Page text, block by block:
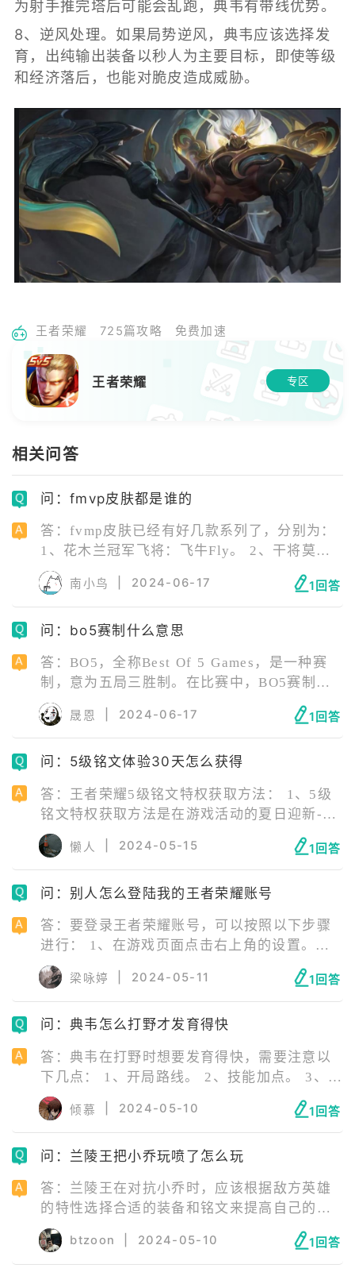
为射手推完塔后可能会乱跑，典韦有带线优势。
8、逆风处理。如果局势逆风，典韦应该选择发
育，出纯输出装备以秒人为主要目标，即使等级
和经济落后，也能对脆皮造成威胁。
王者荣耀 725篇攻略 免费加速
王者荣耀 专区
相关问答
问：fmvp皮肤都是谁的
答：fvmp皮肤已经有好几款系列了，分别为：
1、花木兰冠军飞将：飞牛Fly。 2、干将莫邪
久胜战神：久诚。 3、貂蝉猫影幻舞：猫神
Cat。 4、曜云鹰飞将：飞牛Fly。 5、镜的
fmvp皮肤：暖阳。
南小鸟 2024-06-17 1回答
问：bo5赛制什么意思
答：BO5，全称Best Of 5 Games，是一种赛
制，意为五局三胜制。在比赛中，BO5赛制意
味着比赛双方需要进行五局比赛，先赢得三局
的队伍将获得胜利。 赛制种类：除了BO5，还
有BO1、BO3等赛制。BO1意味着一局定胜
负，BO3则是三局决定胜负，获得两场胜利的
晟恩 2024-06-17 1回答
问：5级铭文体验30天怎么获得
答：王者荣耀5级铭文特权获取方法： 1、5级
铭文特权获取方法是在游戏活动的夏日迎新-五
级铭文限免活动中分享图片获得。 2、5级铭文
特权活动时间为8月1日-8月14日，分享可得30
天5级铭文特权。
懒人 2024-05-15 1回答
问：别人怎么登陆我的王者荣耀账号
答：要登录王者荣耀账号，可以按照以下步骤
进行： 1、在游戏页面点击右上角的设置。
2、点击右下角的“推出登录”。 3、选择“微信”
或“QQ登录”。 4、在登录界面选择“使用其他
账号登录”。 5、选择您要登陆的账号。 6、选
择后点击“授权登录”。 7、点击“开始游戏”即
梁咏婷 2024-05-11 1回答
问：典韦怎么打野才发育得快
答：典韦在打野时想要发育得快，需要注意以
下几点： 1、开局路线。 2、技能加点。 3、抓
人和助攻。 4、出装。 5、反野。 6、团战策
略。 7、线路管理。 8、逆风处理。如果局势
逆风，典韦应该选择发育，出纯输出装备以秒
人为主要目标，即使等级和经济落后，也能对
倾慕 2024-05-10 1回答
问：兰陵王把小乔玩喷了怎么玩
答：兰陵王在对抗小乔时，应该根据敌方英雄
的特性选择合适的装备和铭文来提高自己的生
存能力和输出能力。以下是一些推荐的装备和
铭文搭配： 装备推荐： 冷静之靴。 痛苦面
具。 回响之杖。 博学者之怒。 虚无法杖。 最
btzoon 2024-05-10 1回答